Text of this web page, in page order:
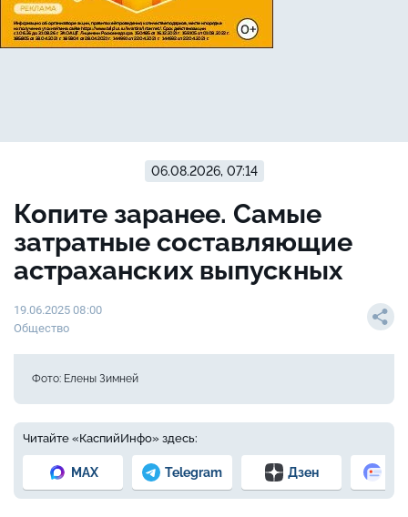
06.08.2026, 07:14
Копите заранее. Самые
затратные составляющие
астраханских выпускных
19.06.2025 08:00
Общество
Фото: Елены Зимней
Читайте «КаспийИнфо» здесь:
MAX Telegram Дзен